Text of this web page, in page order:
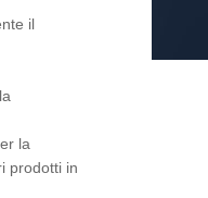
il
la
prodotti in